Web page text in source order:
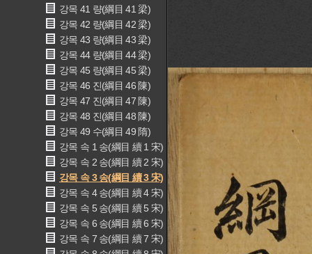
강목 41 량(綱目 41 梁)
강목 42 량(綱目 42 梁)
강목 43 량(綱目 43 梁)
강목 44 량(綱目 44 梁)
강목 45 량(綱目 45 梁)
강목 46 진(綱目 46 陳)
강목 47 진(綱目 47 陳)
강목 48 진(綱目 48 陳)
강목 49 수(綱目 49 隋)
강목 속 1 송(綱目 續 1 宋)
강목 속 2 송(綱目 續 2 宋)
강목 속 3 송(綱目 續 3 宋)
강목 속 4 송(綱目 續 4 宋)
강목 속 5 송(綱目 續 5 宋)
강목 속 6 송(綱目 續 6 宋)
강목 속 7 송(綱目 續 7 宋)